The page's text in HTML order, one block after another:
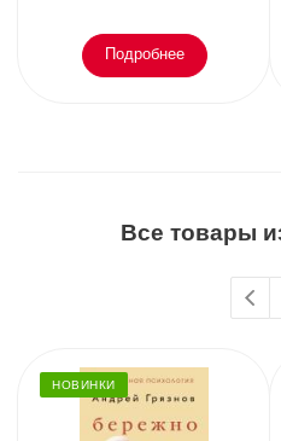
Подробнее
Все товары
НОВИНКИ